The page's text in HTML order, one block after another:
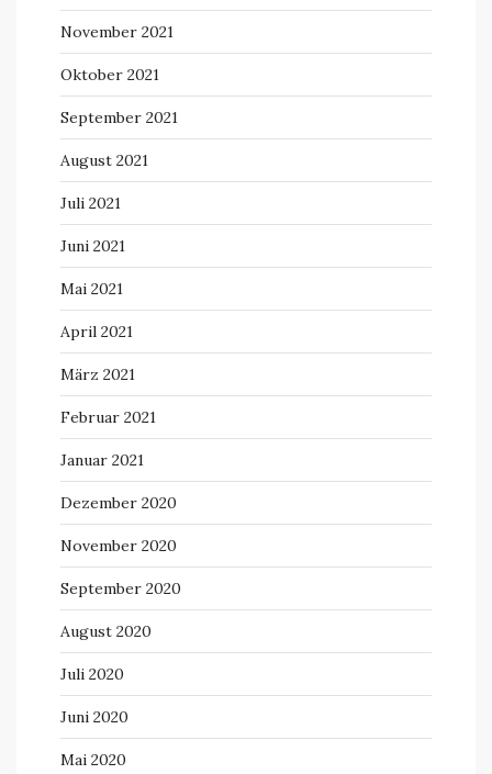
November 2021
Oktober 2021
September 2021
August 2021
Juli 2021
Juni 2021
Mai 2021
April 2021
März 2021
Februar 2021
Januar 2021
Dezember 2020
November 2020
September 2020
August 2020
Juli 2020
Juni 2020
Mai 2020